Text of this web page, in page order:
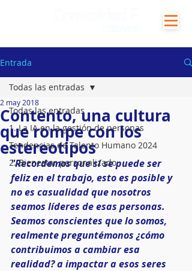
Entrada
Todas las entradas
1. La IA en la gestión de personas
Tendencias de Talento Humano 2024
2. Bienestar personalizado
Todas las entradas
Contento, una cultura
que rompe con los
estereotipos
2 may 2018
"Recordemos que sí se puede ser
feliz en el trabajo, esto es posible y
no es casualidad que nosotros
seamos líderes de esas personas.
Seamos conscientes que lo somos,
realmente preguntémonos ¿cómo
contribuimos a cambiar esa
realidad? a impactar a esos seres